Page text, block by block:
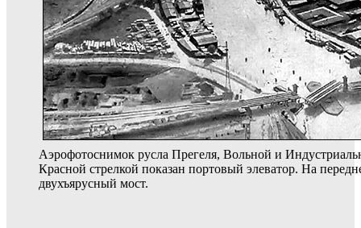
Аэрофотоснимок русла Прегеля, Вольной и
Красной стрелкой показан портовый элеватор. На
двухъярусный мост.